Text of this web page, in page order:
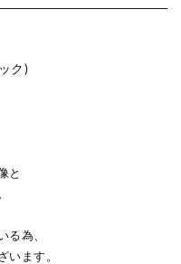
ク)
と
る為、
います。